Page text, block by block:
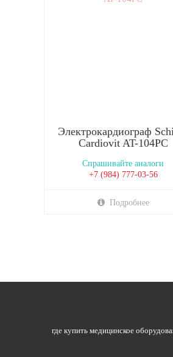
Электрокардиограф
Cardiovit AT-104PC
Спрашивайте аналоги
+7 (984) 777-03-56
Подробнее
где купить медицинское